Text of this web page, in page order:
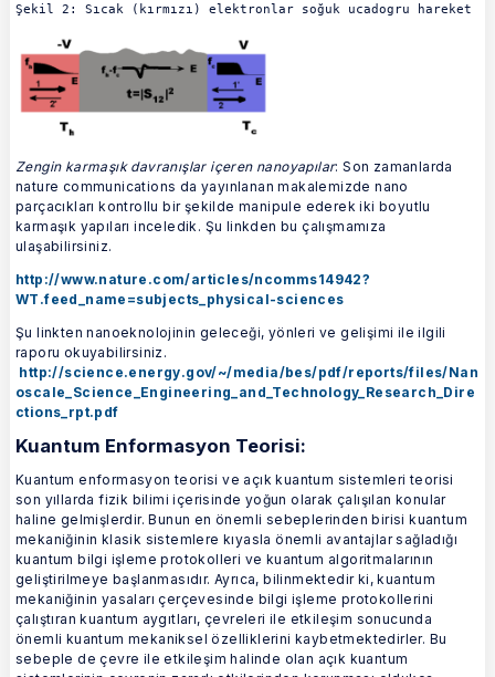
Şekil 2: Sıcak (kırmızı) elektronlar soğuk ucadogru
Zengin karmaşık davranışlar içeren nanoyapılar: Son zamanlarda
nature communications da yayınlanan makalemizde nano
parçacıkları kontrollu bir şekilde manipule ederek iki boyutlu
karmaşık yapıları inceledik. Şu linkden bu çalışmamıza
ulaşabilirsiniz.
http://www.nature.com/articles/ncomms14942?
WT.feed_name=subjects_physical-sciences
Şu linkten nanoeknolojinin geleceği, yönleri ve gelişimi ile ilgili
raporu okuyabilirsiniz.
http://science.energy.gov/~/media/bes/pdf/reports/files/Nan
oscale_Science_Engineering_and_Technology_Research_Dire
ctions_rpt.pdf
Kuantum Enformasyon Teorisi:
Kuantum enformasyon teorisi ve açık kuantum sistemleri teorisi
son yıllarda fizik bilimi içerisinde yoğun olarak çalışılan konular
haline gelmişlerdir. Bunun en önemli sebeplerinden birisi kuantum
mekaniğinin klasik sistemlere kıyasla önemli avantajlar sağladığı
kuantum bilgi işleme protokolleri ve kuantum algoritmalarının
geliştirilmeye başlanmasıdır. Ayrıca, bilinmektedir ki, kuantum
mekaniğinin yasaları çerçevesinde bilgi işleme protokollerini
çalıştıran kuantum aygıtları, çevreleri ile etkileşim sonucunda
önemli kuantum mekaniksel özelliklerini kaybetmektedirler. Bu
sebeple de çevre ile etkileşim halinde olan açık kuantum